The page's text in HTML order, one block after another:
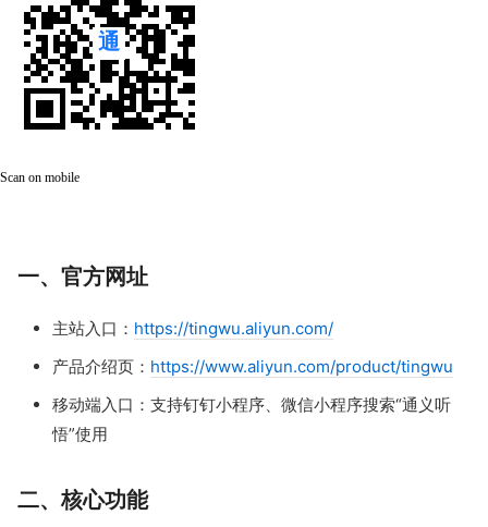
Scan on mobile
一、官方网址
主站入口： https://tingwu.aliyun.com/
产品介绍页： https://www.aliyun.com/product/tingwu
移动端入口：支持钉钉小程序、微信小程序搜索“通义听
悟”使用
二、核心功能